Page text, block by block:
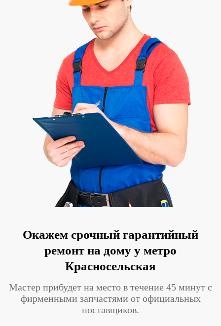
Окажем срочный гарантийный
ремонт на дому у метро
Красносельская
Мастер прибудет на место в течение 45 минут с
фирменными запчастями от официальных
поставщиков.